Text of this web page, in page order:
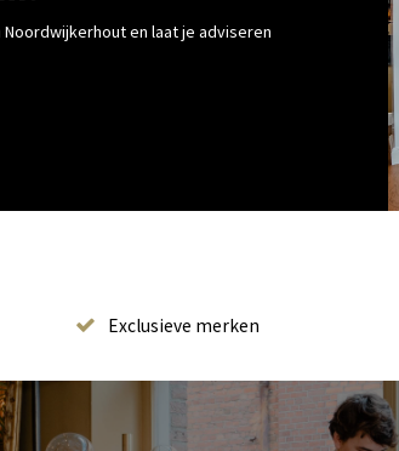
en laat je adviseren
Exclusieve merken